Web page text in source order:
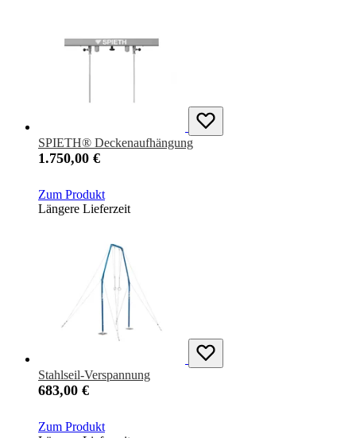
SPIETH® Deckenaufhängung
1.750,00 €
Zum Produkt
Längere Lieferzeit
Stahlseil-Verspannung
683,00 €
Zum Produkt